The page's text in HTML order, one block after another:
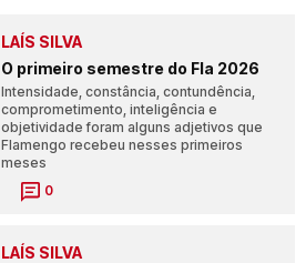
LAÍS SILVA
O primeiro semestre do Fla 2026
Intensidade, constância, contundência,
comprometimento, inteligência e
objetividade foram alguns adjetivos que
Flamengo recebeu nesses primeiros
meses
0
LAÍS SILVA